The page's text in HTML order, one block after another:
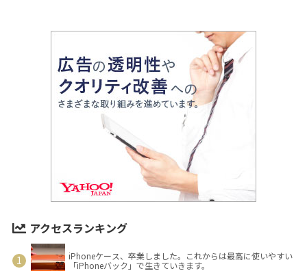
アクセスランキング
iPhoneケース、卒業しました。これからは最高に使いやすい
「iPhoneバック」で生きていきます。